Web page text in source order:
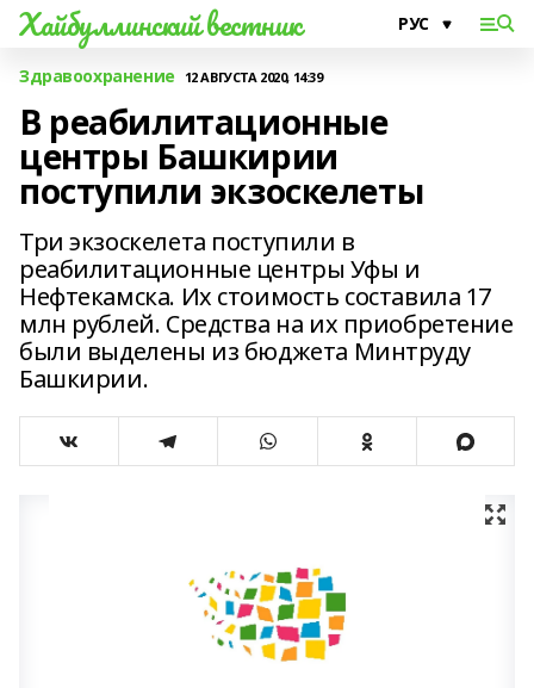
Хайбуллинский вестник
Здравоохранение 12 АВГУСТА 2020, 14:39
В реабилитационные
центры Башкирии
поступили экзоскелеты
Три экзоскелета поступили в
реабилитационные центры Уфы и
Нефтекамска. Их стоимость составила 17
млн рублей. Средства на их приобретение
были выделены из бюджета Минтруду
Башкирии.